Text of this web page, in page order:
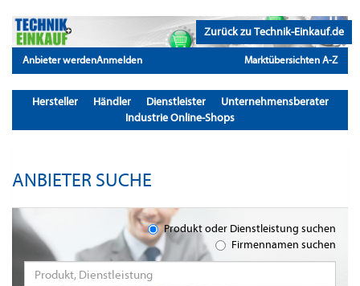
Zurück zu Technik-Einkauf.de
Anbieter werdenAnmelden Marktübersichten A-Z
Hersteller Händler Dienstleister
Unternehmensberater
Industrie Online-Shops
ANBIETER SUCHE
Produkt oder Dienstleistung suchen
Firmennamen suchen